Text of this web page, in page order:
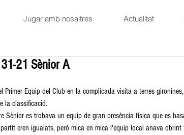
Jugar amb nosaltres Actualitat
21 Sènior A
Primer Equip del Club en la complicada visita a terres
la classificació.
Sènior es trobava un equip de gran presència física que es
eren igualats, però mica en mica l'equip local anava